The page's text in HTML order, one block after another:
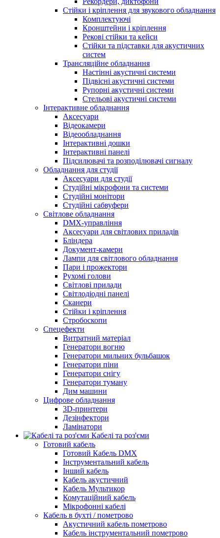
Стійки і кріплення для звукового обладнання
Комплектуючі
Кронштейни і кріплення
Рекові стійки та кейси
Стійки та підставки для акустичних
систем
Трансляційне обладнання
Настінні акустичні системи
Підвісні акустичні системи
Рупорні акустичні системи
Стельові акустичні системи
Інтерактивне обладнання
Аксесуари
Відеокамери
Відеообладнання
Інтерактивні дошки
Інтерактивні панелі
Підсилювачі та розподілювачі сигналу
Обладнання для студії
Аксесуари для студії
Студійні мікрофони та системи
Студійні монітори
Студійні сабвуфери
Світлове обладнання
DMX-управління
Аксесуари для світлових приладів
Бліндера
Документ-камери
Лампи для світлового обладнання
Пари і прожектори
Рухомі голови
Світлові прилади
Світлодіодні панелі
Сканери
Стійки і кріплення
Стробоскопи
Спецефекти
Витратний матеріал
Генератори вогню
Генератори мильних бульбашок
Генератори піни
Генератори снігу
Генератори туману
Дим машини
Цифрове обладнання
3D-принтери
Дезінфектори
Ламінатори
Кабелі та роз'єми
Готовий кабель
Готовий Кабель DMX
Інструментальний кабель
Інший кабель
Кабель акустичний
Кабель Мультикор
Комутаційний кабель
Мікрофонні кабелі
Кабель в бухті / пометрово
Акустичний кабель пометрово
Кабель інструментальний пометрово